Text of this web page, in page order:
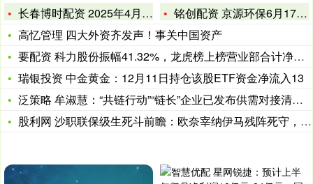
长春博时配资 2025年4月26日全国主要批发市场芋头价格行
铭创配资 京源环保6月17日大宗交易成交810.00万元
高忆管理 四大外资齐发声！事关中国资产
要配资 科力股份振幅41.32%，龙虎榜上榜营业部合计净买入
瑞银投资 中金黄金：12月11日持仓该股ETF资金净流入13
泛策略 牟淑慧：“共链行动”“链长”企业已发布供需对接清单近
股利网 沙职联保级生死斗前瞻：欧奈宰纳伊马残阵死守，穆拜赖兹